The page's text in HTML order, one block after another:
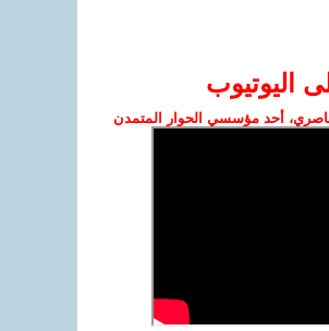
اليوتيوب
أحد مؤسسي الحوار المتمدن